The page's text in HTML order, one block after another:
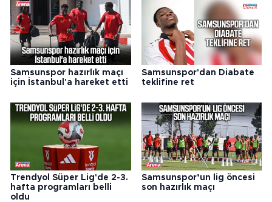
Samsunspor hazırlık maçı
için İstanbul'a hareket etti
Samsunspor'dan Diabate
teklifine ret
Trendyol Süper Lig'de 2-3.
hafta programları belli
oldu
Samsunspor’un lig öncesi
son hazırlık maçı